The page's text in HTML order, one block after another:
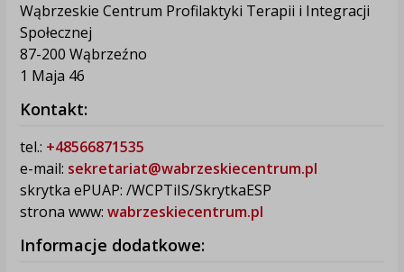
Wąbrzeskie Centrum Profilaktyki Terapii i Integracji
Społecznej
87-200 Wąbrzeźno
1 Maja 46
Kontakt:
tel.: +48566871535
e-mail: sekretariat@wabrzeskiecentrum.pl
skrytka ePUAP: /WCPTiIS/SkrytkaESP
strona www: wabrzeskiecentrum.pl
Informacje dodatkowe: